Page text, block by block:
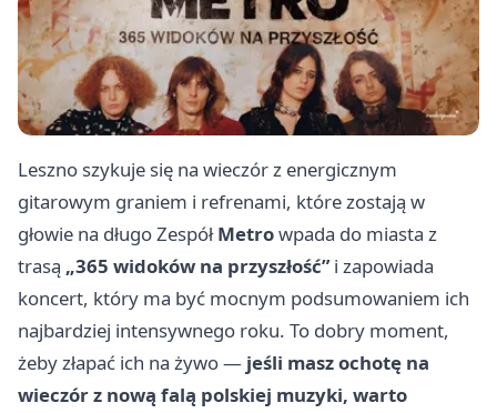
Leszno szykuje się na wieczór z energicznym
gitarowym graniem i refrenami, które zostają w
głowie na długo ZespółMetrowpada do miasta z
trasą „365 widoków na przyszłość”i zapowiada
koncert, który ma być mocnym podsumowaniem ich
najbardziej intensywnego roku. To dobry moment,
żeby złapać ich na żywo — jeśli masz ochotę na
wieczór z nową falą polskiej muzyki, warto